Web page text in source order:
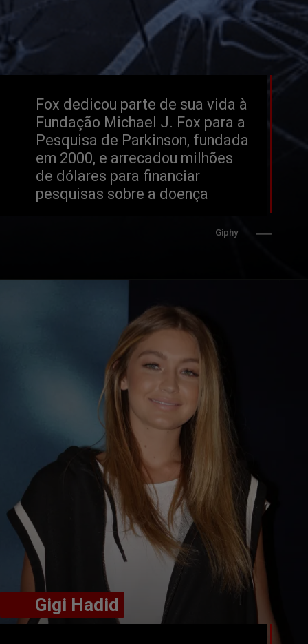
Fox dedicou parte de sua vida à
Fundação Michael J. Fox para a
Pesquisa de Parkinson, fundada
em 2000, e arrecadou milhões
de dólares para financiar
pesquisas sobre a doença
Giphy
Gigi Hadid